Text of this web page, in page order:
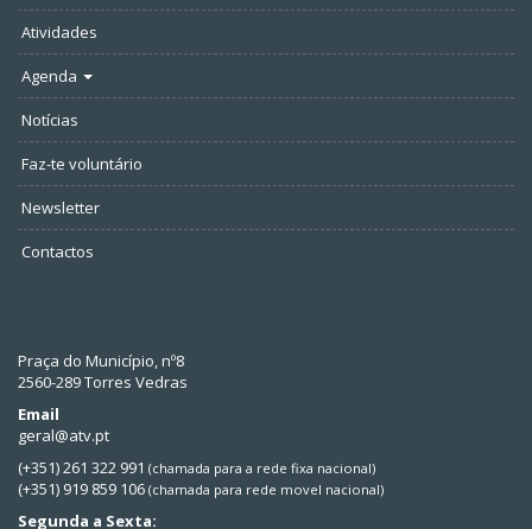
Atividades
Agenda
Notícias
Faz-te voluntário
Newsletter
Contactos
Praça do Município, nº8
2560-289 Torres Vedras
Email
geral@atv.pt
(+351) 261 322 991 (chamada para a rede fixa nacional)
(+351) 919 859 106 (chamada para rede movel nacional)
Segunda a Sexta: